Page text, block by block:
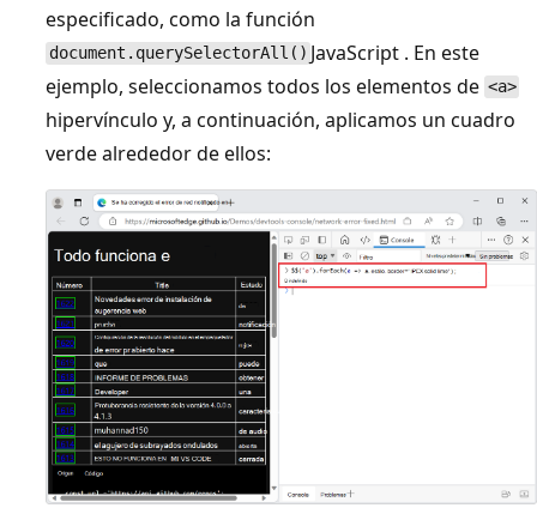
especificado, como la función
document.querySelectorAll() JavaScript . En este
ejemplo, seleccionamos todos los elementos de <a>
hipervínculo y, a continuación, aplicamos un cuadro
verde alrededor de ellos: